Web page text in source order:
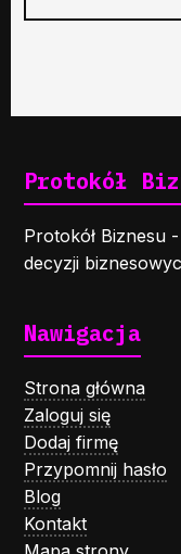
Protokół
Protokół Biznesu
decyzji
Nawigacja
Strona główna
Zaloguj się
Dodaj firmę
Przypomnij hasło
Blog
Kontakt